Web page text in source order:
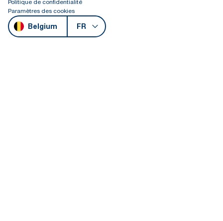
Politique de confidentialité
Paramètres des cookies
Belgium FR